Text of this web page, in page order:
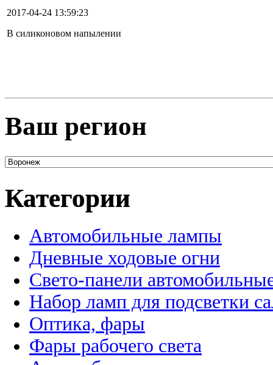
2017-04-24 13:59:23
В силиконовом напылении
Ваш регион
Категории
Автомобильные лампы
Дневные ходовые огни
Свето-панели
Набор ламп для подсветки
Оптика, фары
Фары рабочего света